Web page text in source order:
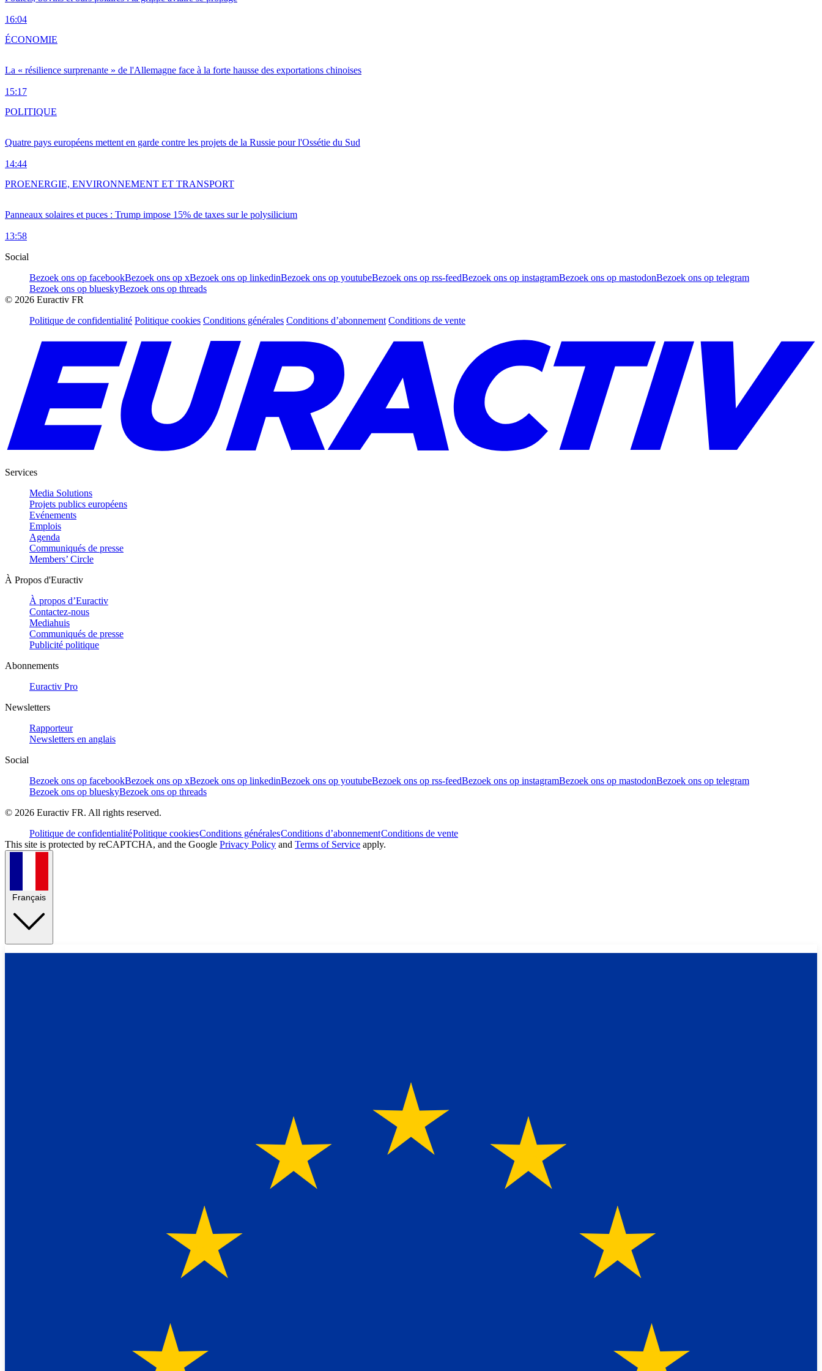
16:04
La « résilience surprenante » de l'Allemagne face à la forte hausse des exportations chinoises
15:17
ÉCONOMIE
Quatre pays européens mettent en garde contre les projets de la Russie pour l'Ossétie du Sud
14:44
POLITIQUE
Panneaux solaires et puces : Trump impose 15% de taxes sur le polysilicium
13:58
PROENERGIE, ENVIRONNEMENT ET TRANSPORT
Social
Bezoek ons op facebookBezoek ons op xBezoek ons op linkedinBezoek ons op youtubeBezoek ons op rss-feedBezoek ons op instagramBezoek ons op mastodonBezoek ons op telegram
Bezoek ons op blueskyBezoek ons op threads
© 2026 Euractiv FR
Politique de confidentialité Politique cookies Conditions générales Conditions d’abonnement Conditions de vente
Services
Media Solutions
Projets publics européens
Evénements
Emplois
Agenda
Communiqués de presse
Members’ Circle
À Propos d'Euractiv
À propos d’Euractiv
Contactez-nous
Mediahuis
Communiqués de presse
Publicité politique
Abonnements
Euractiv Pro
Newsletters
Rapporteur
Newsletters en anglais
Social
Bezoek ons op facebookBezoek ons op xBezoek ons op linkedinBezoek ons op youtubeBezoek ons op rss-feedBezoek ons op instagramBezoek ons op mastodonBezoek ons op telegram
Bezoek ons op blueskyBezoek ons op threads
© 2026 Euractiv FR. All rights reserved.
Politique de confidentialitéPolitique cookiesConditions généralesConditions d’abonnementConditions de vente
This site is protected by reCAPTCHA, and the Google Privacy Policy and Terms of Service apply.
Français